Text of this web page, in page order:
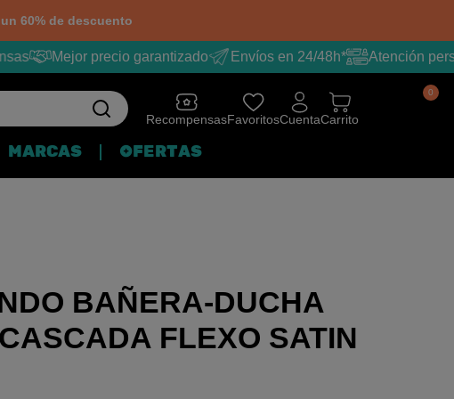
un 60% de descuento
Mejor precio garantizado Envíos en 24/48h* Atención
RecompensasFavoritosCuentaCarrito
0
MARCAS OFERTAS
BAÑERA-DUCHA
FLEXO SATIN